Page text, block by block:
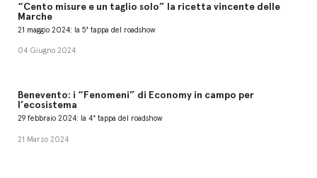
“Cento misure e un taglio solo” la ricetta vincente delle
Marche
21 maggio 2024: la 5° tappa del roadshow
04 Giugno 2024
Benevento: i “Fenomeni” di Economy in campo per
l’ecosistema
29 febbraio 2024: la 4° tappa del roadshow
21 Marzo 2024